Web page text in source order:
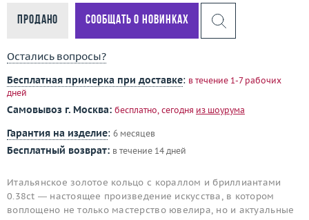
Продано Сообщать о новинках
Остались вопросы?
Бесплатная примерка при доставке: в течение 1-7 рабочих
дней
Самовывоз г. Москва: бесплатно, сегодня из шоурума
Гарантия на изделие: 6 месяцев
Бесплатный возврат: в течение 14 дней
Итальянское золотое кольцо с кораллом и бриллиантами
0.38ct — настоящее произведение искусства, в котором
воплощено не только мастерство ювелира, но и актуальные